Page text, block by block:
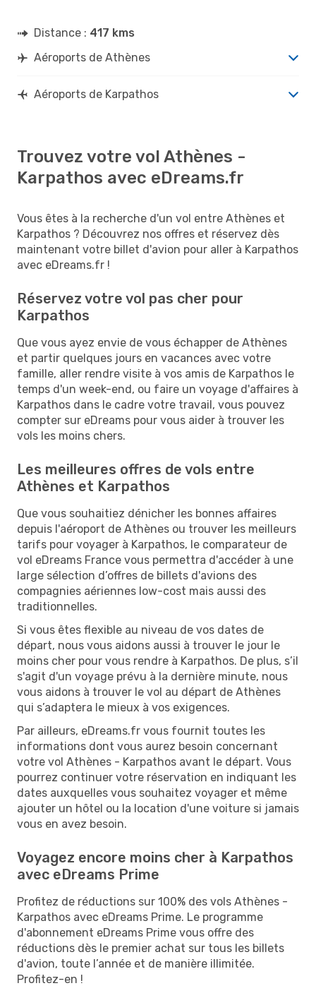
Distance : 417 kms
Aéroports de Athènes
Aéroports de Karpathos
Trouvez votre vol Athènes -
Karpathos avec eDreams.fr
Vous êtes à la recherche d'un vol entre Athènes et
Karpathos ? Découvrez nos offres et réservez dès
maintenant votre billet d'avion pour aller à Karpathos
avec eDreams.fr !
Réservez votre vol pas cher pour
Karpathos
Que vous ayez envie de vous échapper de Athènes
et partir quelques jours en vacances avec votre
famille, aller rendre visite à vos amis de Karpathos le
temps d'un week-end, ou faire un voyage d'affaires à
Karpathos dans le cadre votre travail, vous pouvez
compter sur eDreams pour vous aider à trouver les
vols les moins chers.
Les meilleures offres de vols entre
Athènes et Karpathos
Que vous souhaitiez dénicher les bonnes affaires
depuis l'aéroport de Athènes ou trouver les meilleurs
tarifs pour voyager à Karpathos, le comparateur de
vol eDreams France vous permettra d'accéder à une
large sélection d’offres de billets d'avions des
compagnies aériennes low-cost mais aussi des
traditionnelles.
Si vous êtes flexible au niveau de vos dates de
départ, nous vous aidons aussi à trouver le jour le
moins cher pour vous rendre à Karpathos. De plus, s’il
s'agit d'un voyage prévu à la dernière minute, nous
vous aidons à trouver le vol au départ de Athènes
qui s’adaptera le mieux à vos exigences.
Par ailleurs, eDreams.fr vous fournit toutes les
informations dont vous aurez besoin concernant
votre vol Athènes - Karpathos avant le départ. Vous
pourrez continuer votre réservation en indiquant les
dates auxquelles vous souhaitez voyager et même
ajouter un hôtel ou la location d'une voiture si jamais
vous en avez besoin.
Voyagez encore moins cher à Karpathos
avec eDreams Prime
Profitez de réductions sur 100% des vols Athènes -
Karpathos avec eDreams Prime. Le programme
d'abonnement eDreams Prime vous offre des
réductions dès le premier achat sur tous les billets
d'avion, toute l’année et de manière illimitée.
Profitez-en !